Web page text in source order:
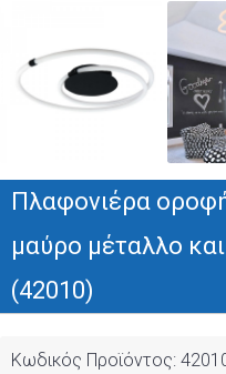
Πλαφονιέρα
μαύρο μέταλλο
(42010)
Κωδικός Προϊόντος: